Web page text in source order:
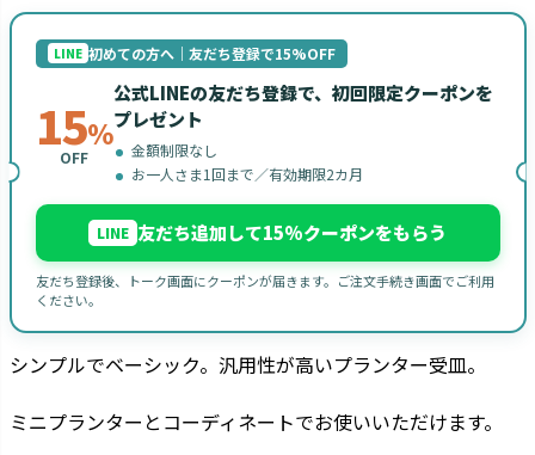
LINE 初めての方へ｜友だち登録で15%OFF
15%
OFF
公式LINEの友だち登録で、初回限定クーポンを
プレゼント
金額制限なし
お一人さま1回まで／有効期限2カ月
LINE 友だち追加して15%クーポンをもらう
友だち登録後、トーク画面にクーポンが届きます。ご注文手続き画面でご利用
ください。
シンプルでベーシック。汎用性が高いプランター受皿。
ミニプランターとコーディネートでお使いいただけます。